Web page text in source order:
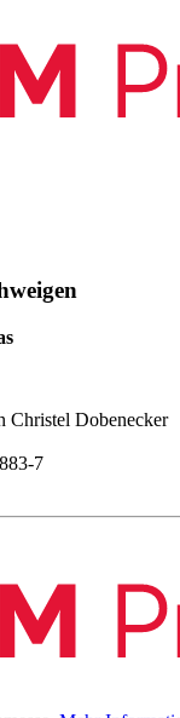
Christel Dobenecker
7